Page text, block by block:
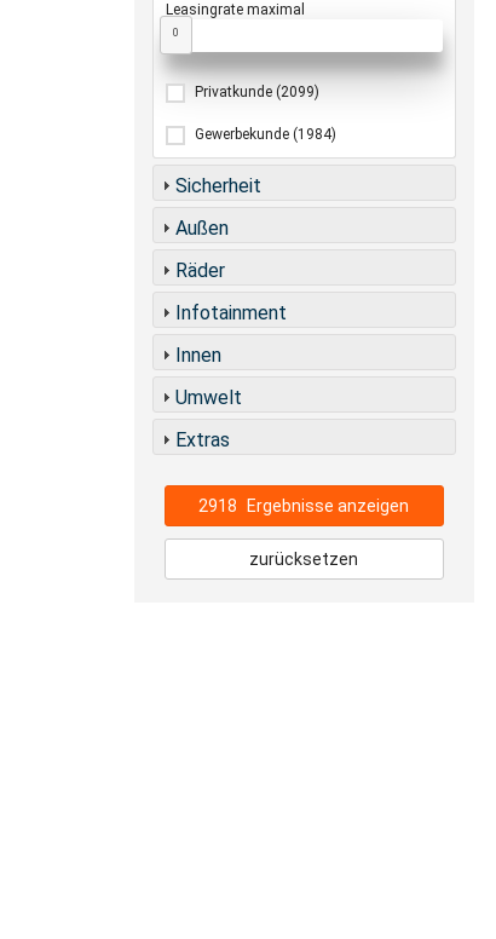
Leasingrate maximal
0
Privatkunde (2099)
Gewerbekunde (1984)
Sicherheit
Außen
Räder
Infotainment
Innen
Umwelt
Extras
2918 Ergebnisse anzeigen
zurücksetzen